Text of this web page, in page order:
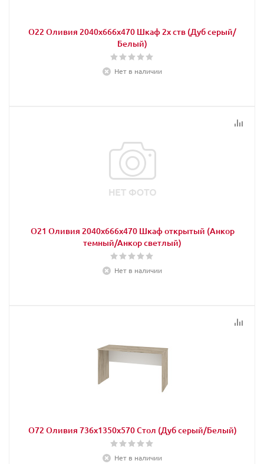
О22 Оливия 2040х666х470 Шкаф 2х ств (Дуб серый/
Белый)
Нет в наличии
О21 Оливия 2040х666х470 Шкаф открытый (Анкор
темный/Анкор светлый)
Нет в наличии
О72 Оливия 736х1350х570 Стол (Дуб серый/Белый)
Нет в наличии